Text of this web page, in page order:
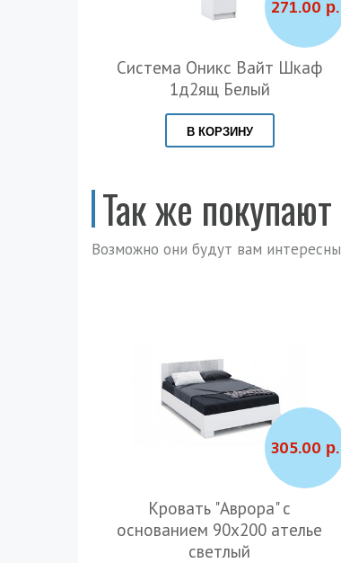
271.00 р.
Система Оникс Вайт Шкаф
1д2ящ Белый
В КОРЗИНУ
Так же покупают
Возможно они будут вам интересны
305.00 р.
Кровать "Аврора" с
основанием 90х200 ателье
светлый